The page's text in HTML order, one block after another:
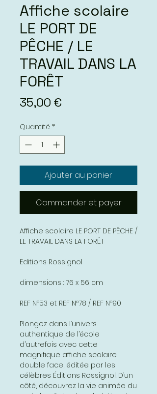
Affiche scolaire
LE PORT DE
PÊCHE / LE
TRAVAIL DANS LA
FORÊT
35,00 €
Quantité *
Ajouter au panier
Commander et payer
Affiche scolaire LE PORT DE PÊCHE /
LE TRAVAIL DANS LA FORÊT
Editions Rossignol
dimensions : 76 x 56 cm
REF Nº53 et REF Nº78 / REF Nº90
Plongez dans l’univers
authentique de l’école
d’autrefois avec cette
magnifique affiche scolaire
double face, éditée par les
célèbres Éditions Rossignol. D’un
côté, découvrez la vie animée du